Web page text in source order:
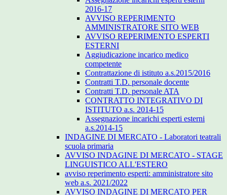
2016-17
AVVISO REPERIMENTO
AMMINISTRATORE SITO WEB
AVVISO REPERIMENTO ESPERTI
ESTERNI
Aggiudicazione incarico medico
competente
Contrattazione di istituto a.s.2015/2016
Contratti T.D. personale docente
Contratti T.D. personale ATA
CONTRATTO INTEGRATIVO DI
ISTITUTO a.s. 2014-15
Assegnazione incarichi esperti esterni
a.s.2014-15
INDAGINE DI MERCATO - Laboratori teatrali
scuola primaria
AVVISO INDAGINE DI MERCATO - STAGE
LINGUISTICO ALL'ESTERO
avviso reperimento esperti: amministratore sito
web a.s. 2021/2022
AVVISO INDAGINE DI MERCATO PER